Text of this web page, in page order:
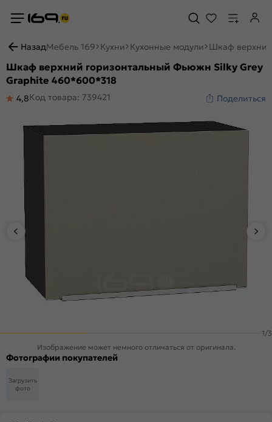
НазадМебель 169 Кухни Кухонные модули Шкаф
Шкаф верхний горизонтальный Фьюжн Silky Grey
Graphite 460*600*318
4,8Код товара: 739421 Поделиться
1/3
Изображение может немного отличаться от оригинала.
Фотографии покупателей
Загрузить
фото